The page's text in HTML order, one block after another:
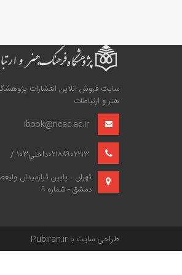
سایت فروش آنلاین انتشارات
هنر و ارتباطات
ibook@ricac.ac.ir
۰۲۱۸۸۹۰۲۲۱۳داخلي۱۰۳ /
تهران - پايين‌ ترازميدان
دمشق - شماره ۹
طراحی سایت با Pubiran.ir